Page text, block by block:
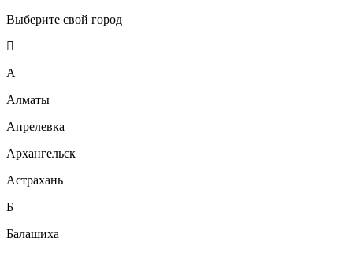
Выберите свой город
А
Алматы
Апрелевка
Архангельск
Астрахань
Б
Балашиха